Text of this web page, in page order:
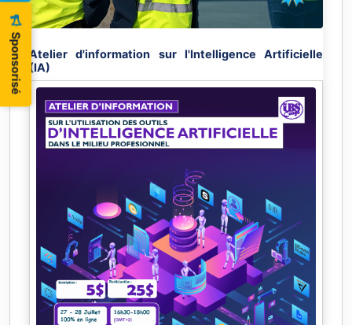
Sponsorisé
Atelier d'information sur l'Intelligence Artificielle
(IA)